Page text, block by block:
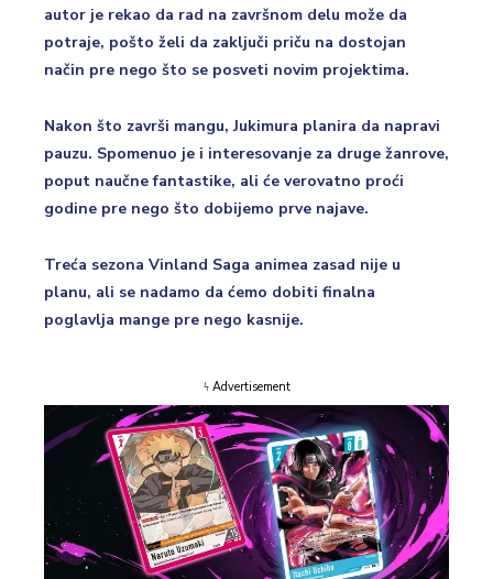
autor je rekao da rad na završnom delu može da
potraje, pošto želi da zaključi priču na dostojan
način pre nego što se posveti novim projektima.
Nakon što završi mangu, Jukimura planira da napravi
pauzu. Spomenuo je i interesovanje za druge žanrove,
poput naučne fantastike, ali će verovatno proći
godine pre nego što dobijemo prve najave.
Treća sezona Vinland Saga animea zasad nije u
planu, ali se nadamo da ćemo dobiti finalna
poglavlja mange pre nego kasnije.
ϟ Advertisement